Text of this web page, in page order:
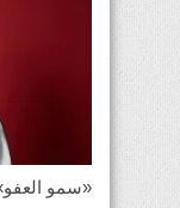
«سمو